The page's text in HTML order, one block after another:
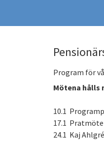
Program för
Mötena hålls
10.1
17.1 Pratmöte
24.1 Kaj